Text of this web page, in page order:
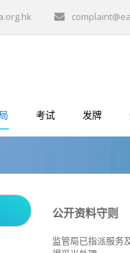
考试 发牌
公开资料守则
监管局已指派服务